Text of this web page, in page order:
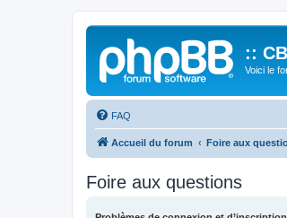
::
Voici le
FAQ
Accueil du forum Foire aux
Foire aux questions